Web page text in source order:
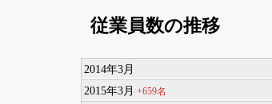
従業員数の推移
2014年3月
2015年3月+659名